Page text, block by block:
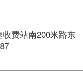
费站南200米路东